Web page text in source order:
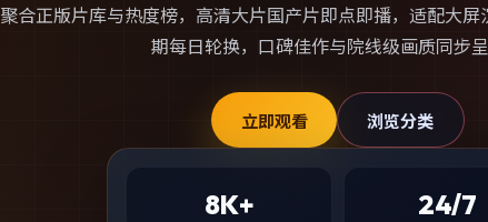
聚合正版片库与热度榜， 高清大片国产片即点即播，适配大
期每日轮换，口碑佳作与院线级画质同步呈
立即观看 浏览分类
8K+ 24/7